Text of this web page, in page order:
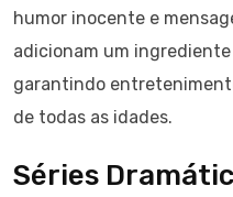
humor inocente e
adicionam um
garantindo
de todas as idades.
Séries